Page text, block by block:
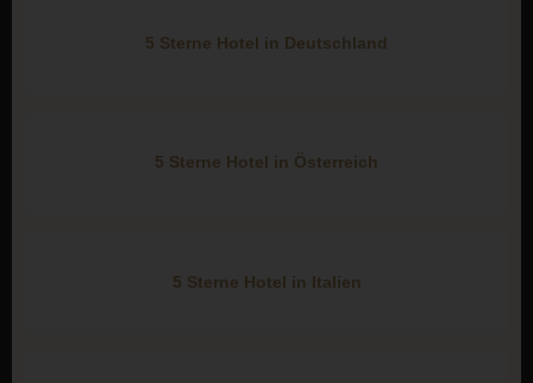
5 Sterne Hotel in Deutschland
5 Sterne Hotel in Österreich
5 Sterne Hotel in Italien